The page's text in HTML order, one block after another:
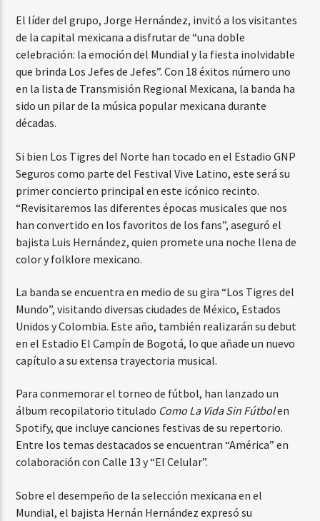
El líder del grupo, Jorge Hernández, invitó a los visitantes
de la capital mexicana a disfrutar de “una doble
celebración: la emoción del Mundial y la fiesta inolvidable
que brinda Los Jefes de Jefes”. Con 18 éxitos número uno
en la lista de Transmisión Regional Mexicana, la banda ha
sido un pilar de la música popular mexicana durante
décadas.
Si bien Los Tigres del Norte han tocado en el Estadio GNP
Seguros como parte del Festival Vive Latino, este será su
primer concierto principal en este icónico recinto.
“Revisitaremos las diferentes épocas musicales que nos
han convertido en los favoritos de los fans”, aseguró el
bajista Luis Hernández, quien promete una noche llena de
color y folklore mexicano.
La banda se encuentra en medio de su gira “Los Tigres del
Mundo”, visitando diversas ciudades de México, Estados
Unidos y Colombia. Este año, también realizarán su debut
en el Estadio El Campín de Bogotá, lo que añade un nuevo
capítulo a su extensa trayectoria musical.
Para conmemorar el torneo de fútbol, han lanzado un
álbum recopilatorio titulado Como La Vida Sin Fútbolen
Spotify, que incluye canciones festivas de su repertorio.
Entre los temas destacados se encuentran “América” en
colaboración con Calle 13 y “El Celular”.
Sobre el desempeño de la selección mexicana en el
Mundial, el bajista Hernán Hernández expresó su